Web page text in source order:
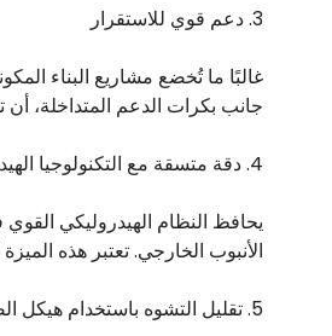
3. دعم قوي للاستقرار
جانب بكرات الدعم المتداخلة،
4. دقة متسقة مع التكنولوجيا الهيدروليكية
الأنبوب الخارجي. تعتبر هذه
5. تقليل التشوه باستخدام هيكل الضغط الهيدروليكي ثلاثي الحزم